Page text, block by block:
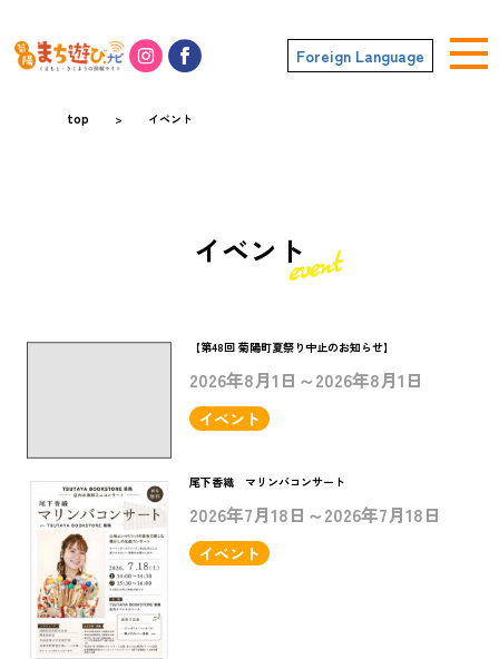
Foreign Language
top > イベント
イベント
【第48回 菊陽町夏祭り中止のお知らせ】
2026年8月1日～2026年8月1日
イベント
尾下香織 マリンバコンサート
2026年7月18日～2026年7月18日
イベント